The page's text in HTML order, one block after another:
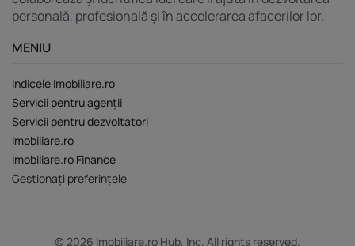
personală, profesională și în accelerarea afacerilor lor.
MENIU
Indicele Imobiliare.ro
Servicii pentru agenții
Servicii pentru dezvoltatori
Imobiliare.ro
Imobiliare.ro Finance
Gestionați preferințele
© 2026 Imobiliare.ro Hub, Inc. All rights reserved.